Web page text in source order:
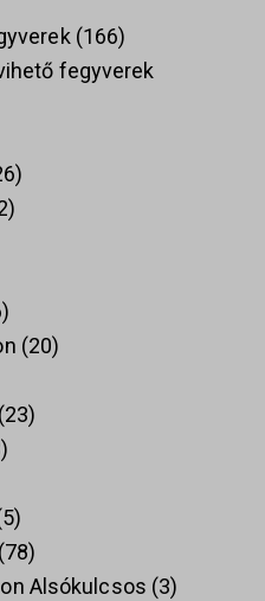
166
fegyverek
20
23
5
78
Alsókulcsos 3